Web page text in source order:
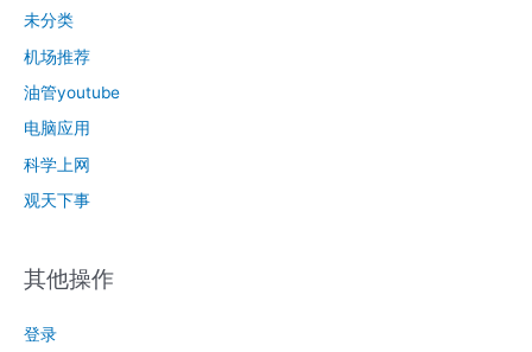
未分类
机场推荐
油管youtube
电脑应用
科学上网
观天下事
其他操作
登录